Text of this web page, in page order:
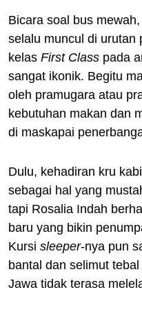
Bicara soal bus
selalu muncul di urutan
kelas First Class pada
sangat ikonik. Begitu
oleh pramugara atau
kebutuhan makan dan
di maskapai
Dulu, kehadiran kru
sebagai hal yang
tapi Rosalia Indah
baru yang bikin
Kursi sleeper-nya pun
bantal dan selimut
Jawa tidak terasa